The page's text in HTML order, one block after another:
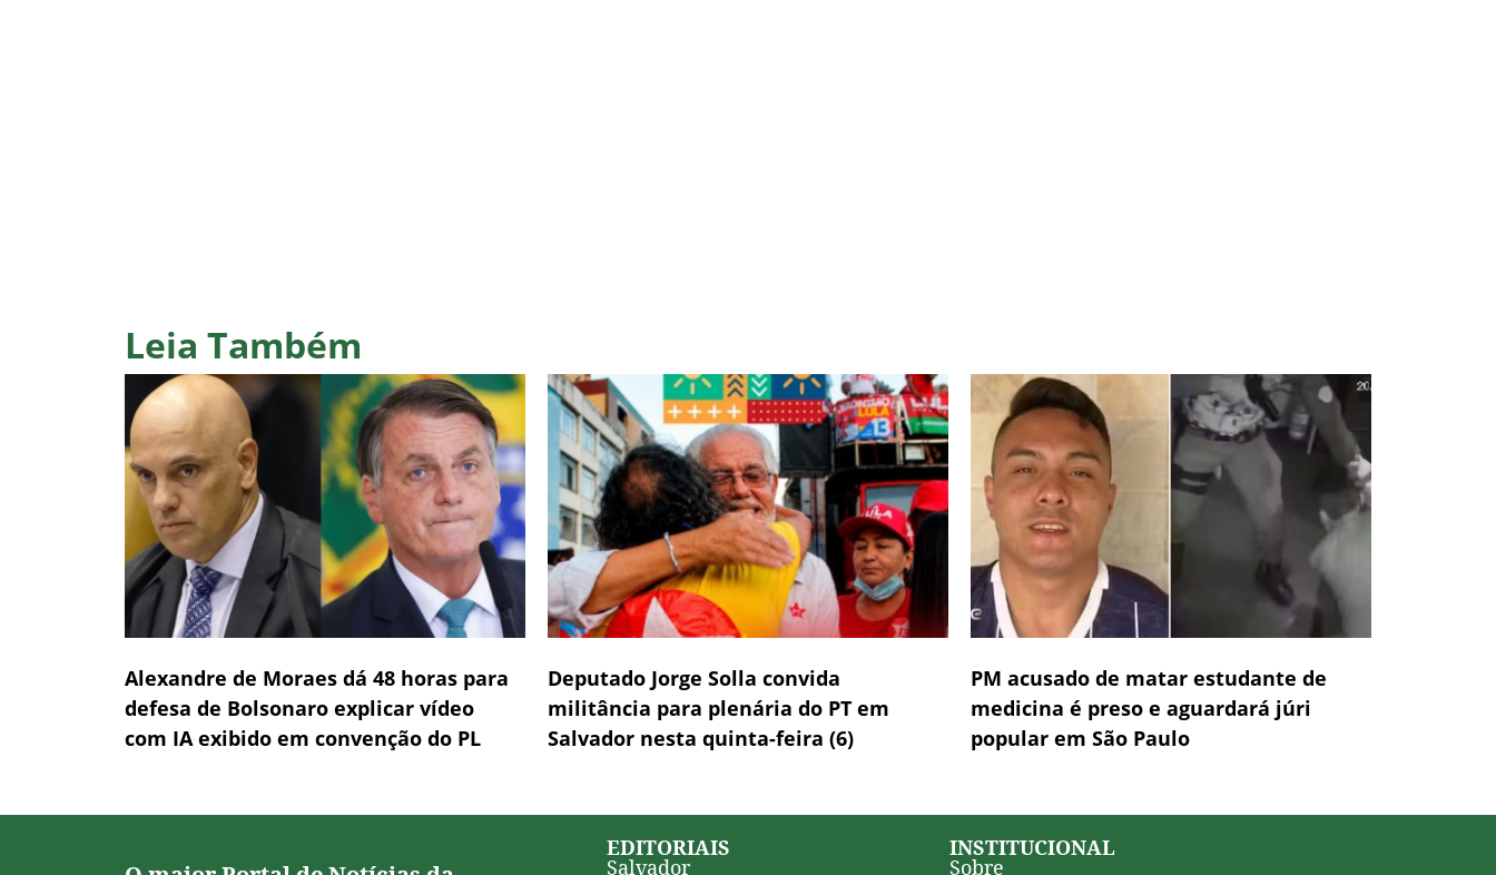
Leia Também
Alexandre de Moraes dá 48 horas para
defesa de Bolsonaro explicar vídeo
com IA exibido em convenção do PL
Deputado Jorge Solla convida
militância para plenária do PT em
Salvador nesta quinta-feira (6)
PM acusado de matar estudante de
medicina é preso e aguardará júri
popular em São Paulo
EDITORIAIS
Salvador
INSTITUCIONAL
Sobre